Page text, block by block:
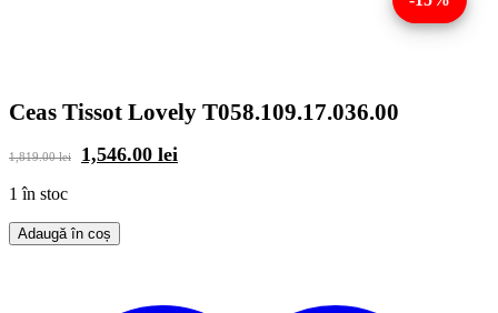
Ceas Tissot Lovely T058.109.17.036.00
1,819.00lei
Prețul
1,819.00 lei.
1,546.00 lei
1 în stoc
Adaugă în coș